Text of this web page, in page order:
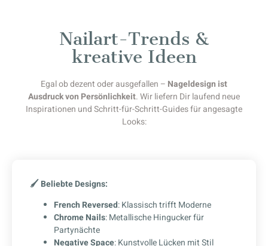
Nailart-Trends &
kreative Ideen
Egal ob dezent oder ausgefallen – Nageldesign ist
Ausdruck von Persönlichkeit. Wir liefern Dir laufend neue
Inspirationen und Schritt-für-Schritt-Guides für angesagte
Looks:
🖌Beliebte Designs:
French Reversed: Klassisch trifft Moderne
Chrome Nails: Metallische Hingucker für
Partynächte
Negative Space: Kunstvolle Lücken mit Stil